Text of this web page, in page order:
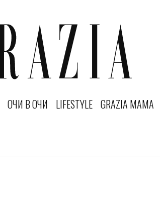
ОЧИ В ОЧИ LIFESTYLE GRAZIA MAMA